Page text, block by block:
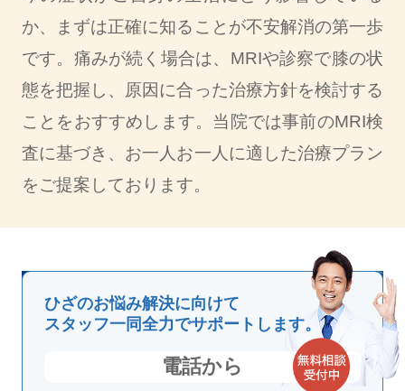
か、まずは正確に知ることが不安解消の第一歩
です。痛みが続く場合は、MRIや診察で膝の状
態を把握し、原因に合った治療方針を検討する
ことをおすすめします。当院では事前のMRI検
査に基づき、お一人お一人に適した治療プラン
をご提案しております。
ひざのお悩み解決に向けて
スタッフ一同全力でサポートします。
電話から